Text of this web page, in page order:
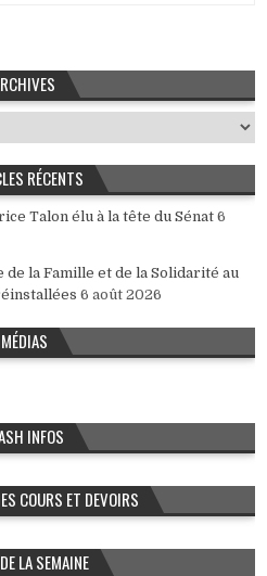
RÉCENTS
Talon élu à la tête du Sénat 6
de la Famille et de la Solidarité au
6 août 2026
MÉDIAS
INFOS
COURS ET DEVOIRS
LA SEMAINE